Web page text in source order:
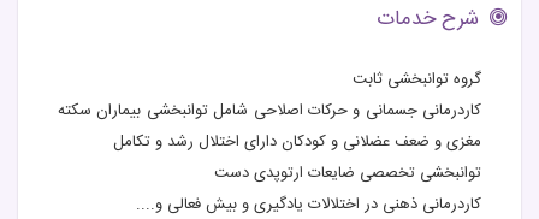
شرح خدمات
گروه توانبخشی ثابت
کاردرمانی جسمانی و حرکات اصلاحی شامل توانبخشی بیماران سکته
مغزی و ضعف عضلانی و کودکان دارای اختلال رشد و تکامل
توانبخشی تخصصی ضایعات ارتوپدی دست
کاردرمانی ذهنی در اختلالات یادگیری و بیش فعالی و....